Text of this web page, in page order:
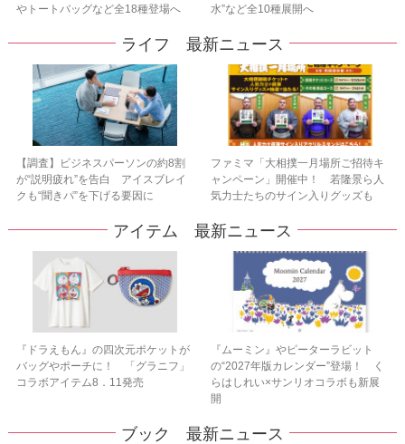
やトートバッグなど全18種登場へ
水”など全10種展開へ
ライフ 最新ニュース
【調査】ビジネスパーソンの約8割
が“説明疲れ”を告白 アイスブレイ
クも“聞きパ”を下げる要因に
ファミマ「大相撲一月場所ご招待キ
ャンペーン」開催中！ 若隆景ら人
気力士たちのサイン入りグッズも
アイテム 最新ニュース
『ドラえもん』の四次元ポケットが
バッグやポーチに！ 「グラニフ」
コラボアイテム8．11発売
『ムーミン』やピーターラビット
の“2027年版カレンダー”登場！ く
らはしれい×サンリオコラボも新展
開
ブック 最新ニュース